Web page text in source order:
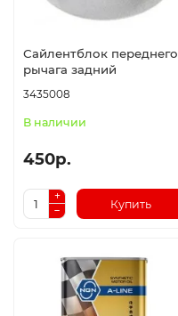
Сайлентблок переднего
рычага задний
3435008
В наличии
450р.
Купить